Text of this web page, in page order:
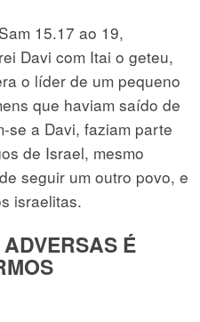
15.17 ao 19,
Davi com Itai o geteu,
o líder de um pequeno
que haviam saído de
se a Davi, faziam parte
de Israel, mesmo
seguir um outro povo, e
israelitas.
É